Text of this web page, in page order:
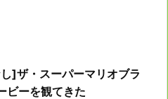
]ザ・スーパーマリオブラ
ビーを観てきた